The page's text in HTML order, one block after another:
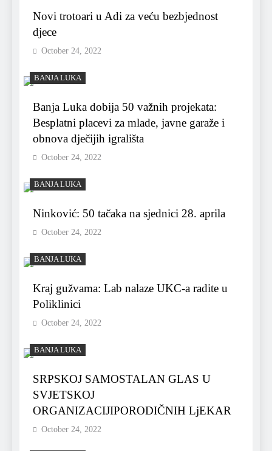
Novi trotoari u Adi za veću bezbjednost
djece
October 24, 2022
BANJA LUKA
Banja Luka dobija 50 važnih projekata:
Besplatni placevi za mlade, javne garaže i
obnova dječijih igrališta
October 24, 2022
BANJA LUKA
Ninković: 50 tačaka na sjednici 28. aprila
October 24, 2022
BANJA LUKA
Kraj gužvama: Lab nalaze UKC-a radite u
Poliklinici
October 24, 2022
BANJA LUKA
SRPSKOJ SAMOSTALAN GLAS U
SVJETSKOJ
ORGANIZACIJIPORODIČNIH LjEKAR
October 24, 2022